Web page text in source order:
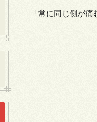
「常に同じ側が